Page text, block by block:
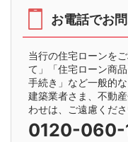
お電話でお
当行の住宅ローンを
て」「住宅ローン商
手続き」など一般的
建築業者さま、不動
わせは、ご遠慮くださ
0120-060-